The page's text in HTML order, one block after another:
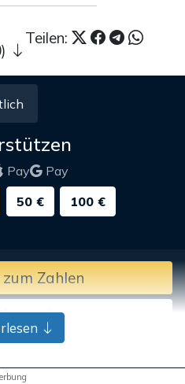
Teilen:
Pay
Pay
50 € 100 €
Zahlen